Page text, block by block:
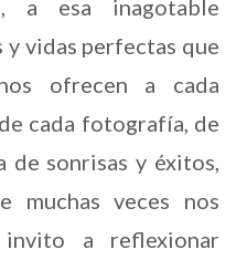
a esa inagotable
vidas perfectas que
ofrecen a cada
cada fotografía, de
de sonrisas y éxitos,
muchas veces nos
a reflexionar